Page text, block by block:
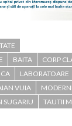
BAITA
CORP
LABORATOARE
VUIA
SUGARIU
TAUTII